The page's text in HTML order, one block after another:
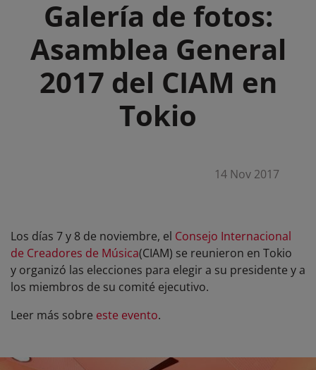
Galería de fotos:
Asamblea General
2017 del CIAM en
Tokio
14 Nov 2017
Los días 7 y 8 de noviembre, el Consejo Internacional
de Creadores de Música(CIAM) se reunieron en Tokio
y organizó las elecciones para elegir a su presidente y a
los miembros de su comité ejecutivo.
Leer más sobre este evento.